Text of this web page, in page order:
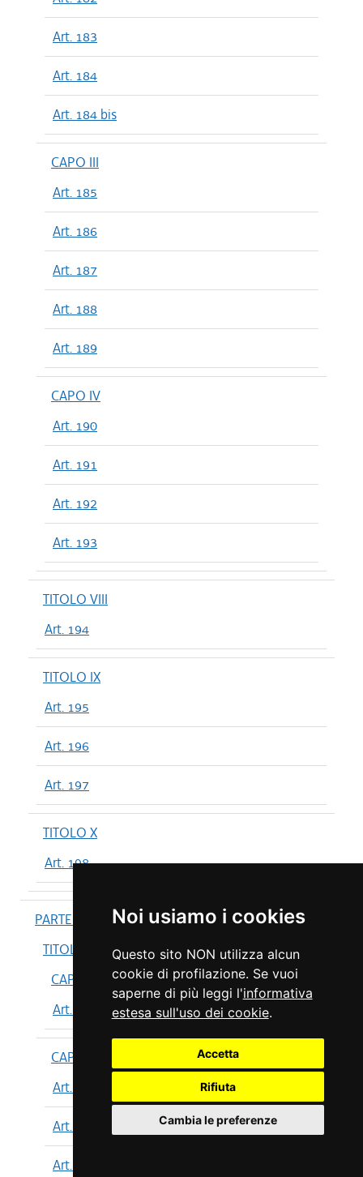
Noi usiamo i cookies
Questo sito NON utilizza alcun
cookie di profilazione. Se vuoi
saperne di più leggi l'informativa
estesa sull'uso dei cookie.
Accetta
Rifiuta
Cambia le preferenze
Art. 183
Art. 184
Art. 184 bis
CAPO III
Art. 185
Art. 186
Art. 187
Art. 188
Art. 189
CAPO IV
Art. 190
Art. 191
Art. 192
Art. 193
TITOLO VIII
Art. 194
TITOLO IX
Art. 195
Art. 196
Art. 197
TITOLO X
Art. 198
PARTE IV
TITOLO I
CAPO I
Art. 199
CAPO II
Art. 200
Art. 201
Art. 202